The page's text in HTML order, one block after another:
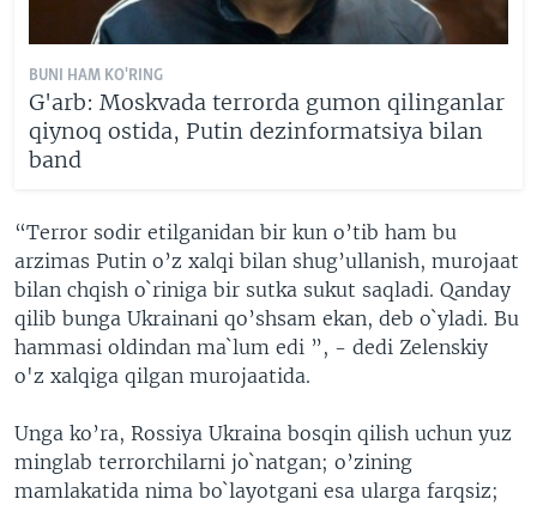
BUNI HAM KO'RING
G'arb: Moskvada terrorda gumon qilinganlar
qiynoq ostida, Putin dezinformatsiya bilan
band
“Terror sodir etilganidan bir kun o’tib ham bu
arzimas Putin o’z xalqi bilan shug’ullanish, murojaat
bilan chqish o`riniga bir sutka sukut saqladi. Qanday
qilib bunga Ukrainani qo’shsam ekan, deb o`yladi. Bu
hammasi oldindan ma`lum edi ”, - dedi Zelenskiy
o'z xalqiga qilgan murojaatida.
Unga ko’ra, Rossiya Ukraina bosqin qilish uchun yuz
minglab terrorchilarni jo`natgan; o’zining
mamlakatida nima bo`layotgani esa ularga farqsiz;